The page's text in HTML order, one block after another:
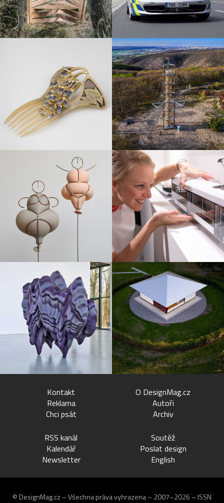
Kontakt
Reklama
Chci psát
O DesignMag.cz
Autoři
Archiv
RSS kanál
Kalendář
Newsletter
Soutěž
Poslat design
English
© DesignMag.cz – Všechna práva vyhrazena – 2007–2026 – ISSN